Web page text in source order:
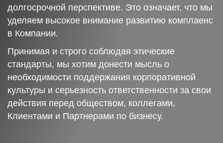
долгосрочной перспективе. Это означает, что мы
уделяем высокое внимание развитию комплаенс
в Компании.
Принимая и строго соблюдая этические
стандарты, мы хотим донести мысль о
необходимости поддержания корпоративной
культуры и серьезность ответственности за свои
действия перед обществом, коллегами,
Клиентами и Партнерами по бизнесу.